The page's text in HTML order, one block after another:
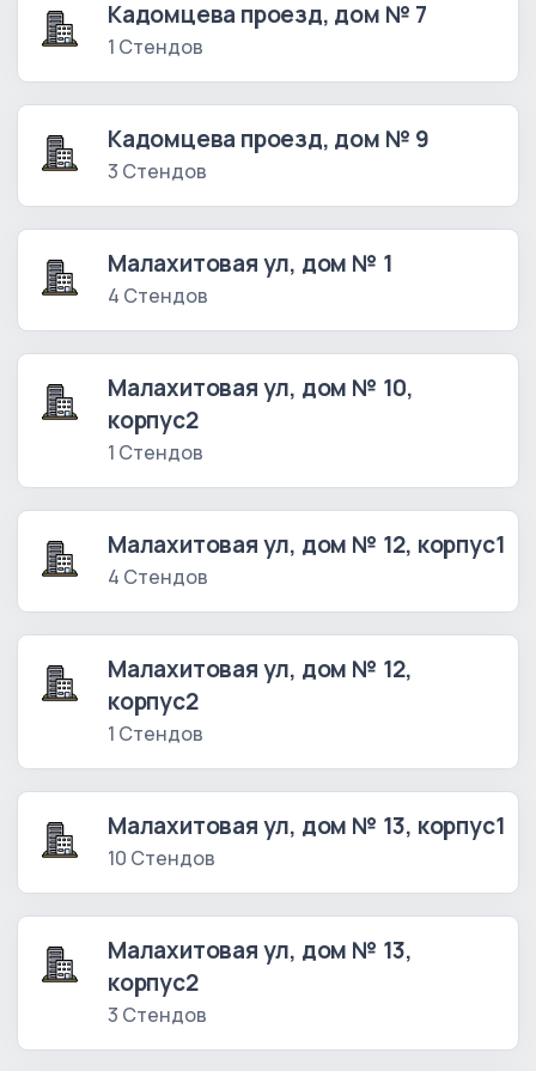
Кадомцева проезд, дом № 7
1 Стендов
Кадомцева проезд, дом № 9
3 Стендов
Малахитовая ул, дом № 1
4 Стендов
Малахитовая ул, дом № 10,
корпус2
1 Стендов
Малахитовая ул, дом № 12, корпус1
4 Стендов
Малахитовая ул, дом № 12,
корпус2
1 Стендов
Малахитовая ул, дом № 13, корпус1
10 Стендов
Малахитовая ул, дом № 13,
корпус2
3 Стендов